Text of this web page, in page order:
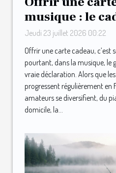
musique : le
inattendu qui
mélomanes
Jeudi 23 juillet 2026 00:22
Offrir une carte cadeau, c’est
pourtant, dans la musique, le
vraie déclaration. Alors que
progressent régulièrement en
amateurs se diversifient, du
domicile, la...